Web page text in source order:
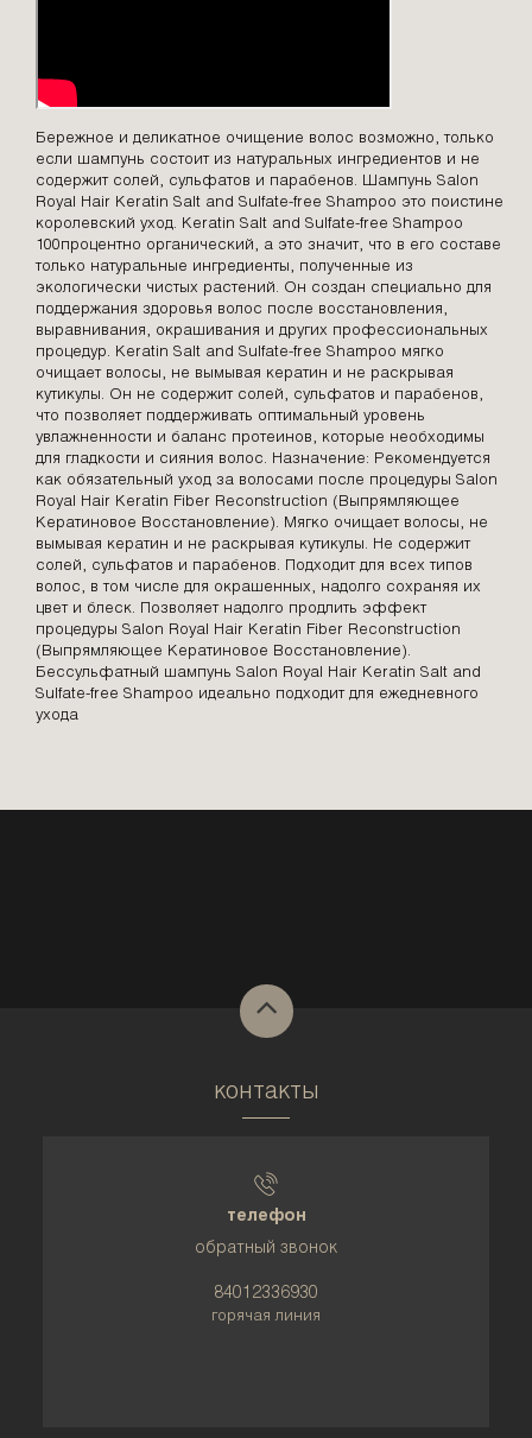
Бережное и деликатное очищение волос возможно, только
если шампунь состоит из натуральных ингредиентов и не
содержит солей, сульфатов и парабенов. Шампунь Salon
Royal Hair Keratin Salt and Sulfate-free Shampoo это поистине
королевский уход. Keratin Salt and Sulfate-free Shampoo
100процентно органический, а это значит, что в его составе
только натуральные ингредиенты, полученные из
экологически чистых растений. Он создан специально для
поддержания здоровья волос после восстановления,
выравнивания, окрашивания и других профессиональных
процедур. Keratin Salt and Sulfate-free Shampoo мягко
очищает волосы, не вымывая кератин и не раскрывая
кутикулы. Он не содержит солей, сульфатов и парабенов,
что позволяет поддерживать оптимальный уровень
увлажненности и баланс протеинов, которые необходимы
для гладкости и сияния волос. Назначение: Рекомендуется
как обязательный уход за волосами после процедуры Salon
Royal Hair Keratin Fiber Reconstruction (Выпрямляющее
Кератиновое Восстановление). Мягко очищает волосы, не
вымывая кератин и не раскрывая кутикулы. Не содержит
солей, сульфатов и парабенов. Подходит для всех типов
волос, в том числе для окрашенных, надолго сохраняя их
цвет и блеск. Позволяет надолго продлить эффект
процедуры Salon Royal Hair Keratin Fiber Reconstruction
(Выпрямляющее Кератиновое Восстановление).
Бессульфатный шампунь Salon Royal Hair Keratin Salt and
Sulfate-free Shampoo идеально подходит для ежедневного
ухода
контакты
телефон
обратный звонок
84012336930
горячая линия